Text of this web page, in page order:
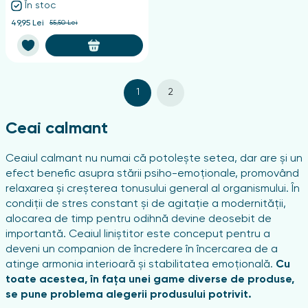
În stoc
49,95 Lei 55,50 Lei
1 2
Ceai calmant
Ceaiul calmant nu numai că potolește setea, dar are și un
efect benefic asupra stării psiho-emoționale, promovând
relaxarea și creșterea tonusului general al organismului. În
condiții de stres constant și de agitație a modernității,
alocarea de timp pentru odihnă devine deosebit de
importantă. Ceaiul liniștitor este conceput pentru a
deveni un companion de încredere în încercarea de a
atinge armonia interioară și stabilitatea emoțională. Cu
toate acestea, în fața unei game diverse de produse,
se pune problema alegerii produsului potrivit.